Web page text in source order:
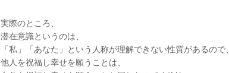
実際のところ、
潜在意識というのは、
「私」「あなた」という人称が理解できない性質があるので、
他人を祝福し幸せを願うことは、